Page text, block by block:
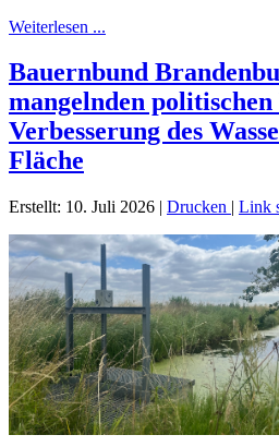
Weiterlesen ...
Bauernbund
mangelnden
Verbesserung des
Fläche
Erstellt: 10. Juli 2026 | Drucken | Link